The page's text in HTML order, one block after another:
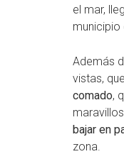
el mar,
Además
vistas,
comado,
bajar en
zona.